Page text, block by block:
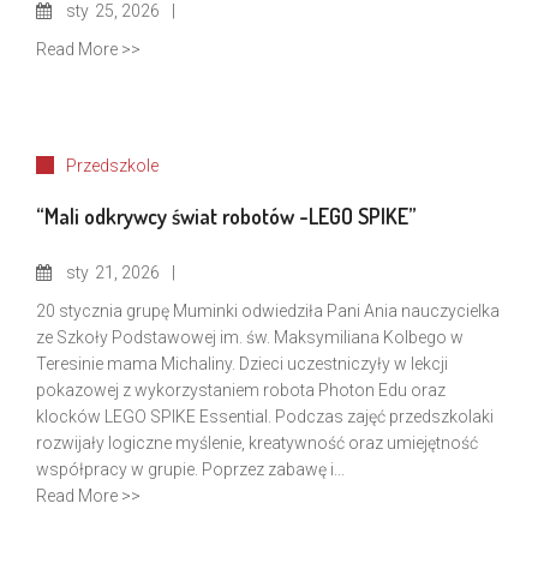
sty 25, 2026
Read More >>
Przedszkole
“Mali odkrywcy świat robotów -LEGO SPIKE”
sty 21, 2026
20 stycznia grupę Muminki odwiedziła Pani Ania nauczycielka
ze Szkoły Podstawowej im. św. Maksymiliana Kolbego w
Teresinie mama Michaliny. Dzieci uczestniczyły w lekcji
pokazowej z wykorzystaniem robota Photon Edu oraz
klocków LEGO SPIKE Essential. Podczas zajęć przedszkolaki
rozwijały logiczne myślenie, kreatywność oraz umiejętność
współpracy w grupie. Poprzez zabawę i...
Read More >>